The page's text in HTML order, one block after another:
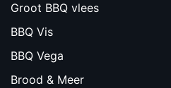
Groot BBQ vlees
BBQ Vis
BBQ Vega
Brood & Meer